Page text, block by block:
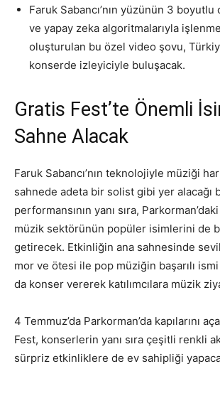
Faruk Sabancı’nın yüzünün 3 boyutlu
ve yapay zeka algoritmalarıyla
oluşturulan bu özel video şovu,
konserde izleyiciyle buluşacak.
Gratis Fest’te Önemli
Sahne Alacak
Faruk Sabancı’nın teknolojiyle müziği
sahnede adeta bir solist gibi yer alacağı
performansının yanı sıra,
müzik sektörünün popüler isimlerini de
getirecek. Etkinliğin ana sahnesinde
mor ve ötesi ile pop müziğin başarılı
da konser vererek katılımcılara müzik
4 Temmuz’da Parkorman’da kapılarını
Fest, konserlerin yanı sıra çeşitli renkli
sürpriz etkinliklere de ev sahipliği